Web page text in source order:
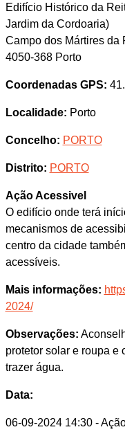
Edifício Histórico da
Jardim da Cordoaria)
Campo dos Mártires da
4050-368 Porto
Coordenadas GPS:
Localidade: Porto
Concelho: PORTO
Distrito: PORTO
Ação Acessivel
O edifício onde terá
mecanismos de
centro da cidade
acessíveis.
Mais informações:
2024/
Observações:
protetor solar e roupa e
trazer água.
Data:
06-09-2024 14:30 -